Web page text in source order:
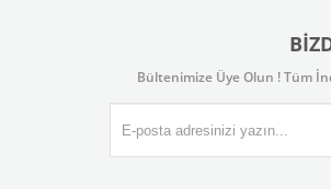
Bültenimize Üye Olun ! Tüm